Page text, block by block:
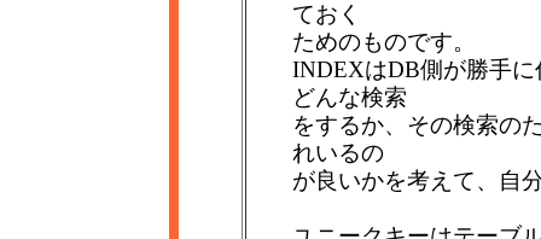
ておく
ためのものです。
INDEXはDB側が勝手
どんな検索
をするか、その検索の
れいるの
が良いかを考えて、自